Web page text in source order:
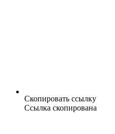
Скопировать ссылку
Ссылка скопирована